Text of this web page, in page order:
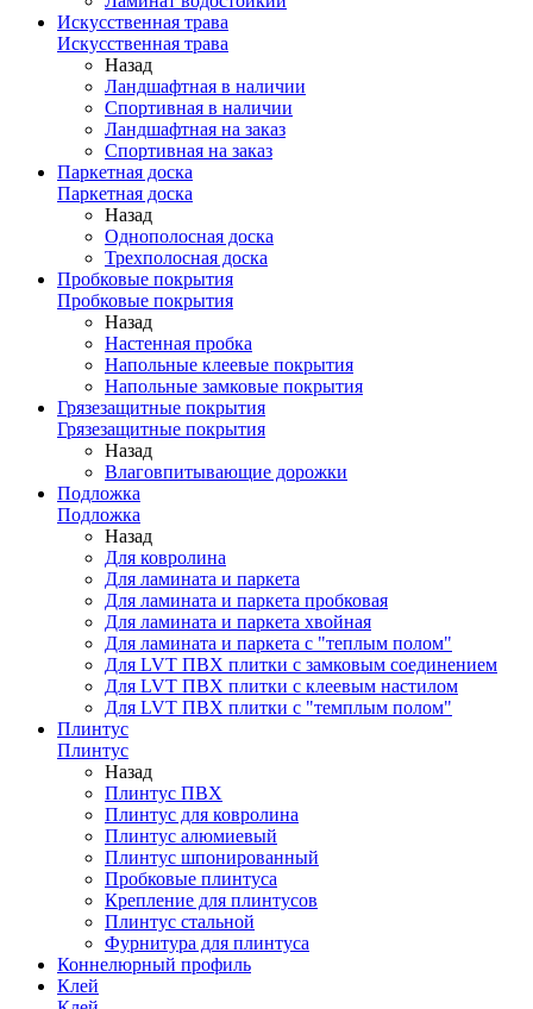
Искусственная трава
Искусственная трава
Назад
Ландшафтная в наличии
Спортивная в наличии
Ландшафтная на заказ
Спортивная на заказ
Паркетная доска
Паркетная доска
Назад
Однополосная доска
Трехполосная доска
Пробковые покрытия
Пробковые покрытия
Назад
Настенная пробка
Напольные клеевые покрытия
Напольные замковые покрытия
Грязезащитные покрытия
Грязезащитные покрытия
Назад
Влаговпитывающие дорожки
Подложка
Подложка
Назад
Для ковролина
Для ламината и паркета
Для ламината и паркета пробковая
Для ламината и паркета хвойная
Для ламината и паркета с "теплым полом"
Для LVT ПВХ плитки с замковым соединением
Для LVT ПВХ плитки с клеевым настилом
Для LVT ПВХ плитки с "темплым полом"
Плинтус
Плинтус
Назад
Плинтус ПВХ
Плинтус для ковролина
Плинтус алюмиевый
Плинтус шпонированный
Пробковые плинтуса
Крепление для плинтусов
Плинтус стальной
Фурнитура для плинтуса
Коннелюрный профиль
Клей